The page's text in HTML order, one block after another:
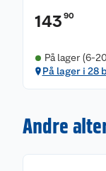
143 90
På lager (6-
På lager i 28
Andre